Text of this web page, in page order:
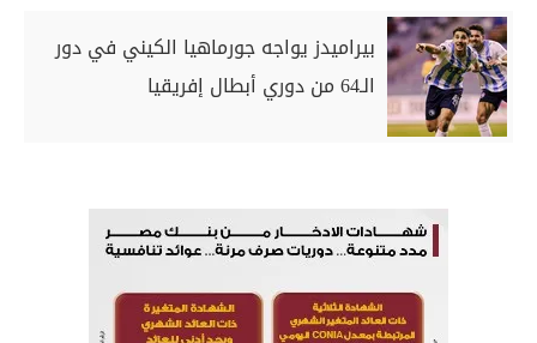
بيراميدز يواجه جورماهيا الكيني في دور
الـ64 من دوري أبطال إفريقيا